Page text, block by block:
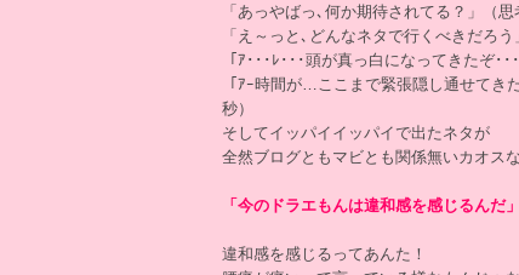
「あっやばっ､何か期待されてる？」（
「え～っと､どんなネタで行くべきだろう
「ｱ･･･ﾚ･･･頭が真っ白になってきたぞ･･
「ｱｰ時間が…ここまで緊張隠し通せてき
秒）
そしてイッパイイッパイで出たネタが
全然ブログともマビとも関係無いカオス
「今のドラエもんは違和感を感じるんだ」
違和感を感じるってあんた！